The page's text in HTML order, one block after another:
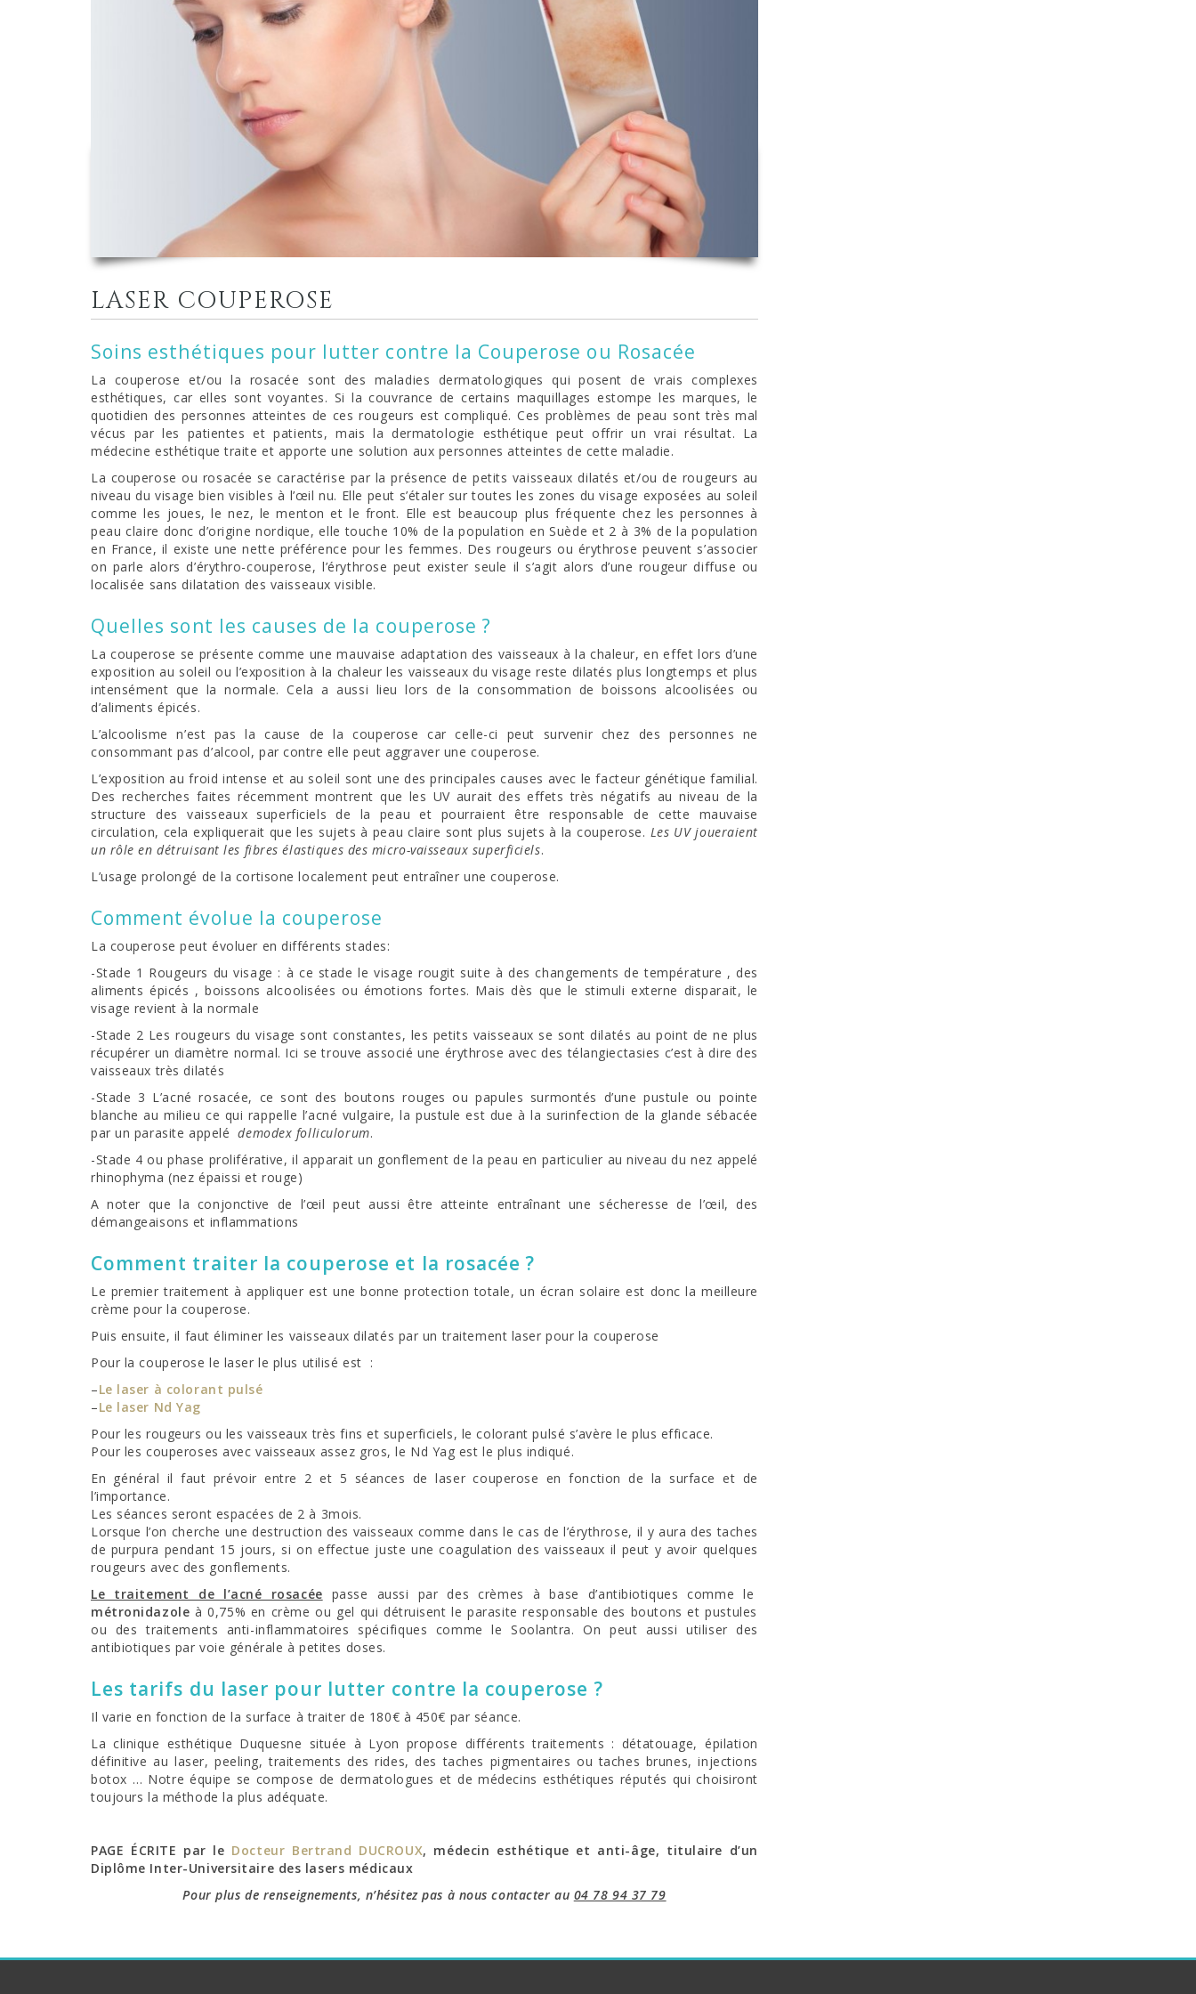
LASER COUPEROSE
Soins esthétiques pour lutter contre la Couperose ou Rosacée
La couperose et/ou la rosacée sont des maladies dermatologiques qui posent de vrais complexes
esthétiques, car elles sont voyantes. Si la couvrance de certains maquillages estompe les marques, le
quotidien des personnes atteintes de ces rougeurs est compliqué. Ces problèmes de peau sont très mal
vécus par les patientes et patients, mais la dermatologie esthétique peut offrir un vrai résultat. La
médecine esthétique traite et apporte une solution aux personnes atteintes de cette maladie.
La couperose ou rosacée se caractérise par la présence de petits vaisseaux dilatés et/ou de rougeurs au
niveau du visage bien visibles à l’œil nu. Elle peut s’étaler sur toutes les zones du visage exposées au soleil
comme les joues, le nez, le menton et le front. Elle est beaucoup plus fréquente chez les personnes à
peau claire donc d’origine nordique, elle touche 10% de la population en Suède et 2 à 3% de la population
en France, il existe une nette préférence pour les femmes. Des rougeurs ou érythrose peuvent s’associer
on parle alors d’érythro-couperose, l’érythrose peut exister seule il s’agit alors d’une rougeur diffuse ou
localisée sans dilatation des vaisseaux visible.
Quelles sont les causes de la couperose ?
La couperose se présente comme une mauvaise adaptation des vaisseaux à la chaleur, en effet lors d’une
exposition au soleil ou l’exposition à la chaleur les vaisseaux du visage reste dilatés plus longtemps et plus
intensément que la normale. Cela a aussi lieu lors de la consommation de boissons alcoolisées ou
d’aliments épicés.
L’alcoolisme n’est pas la cause de la couperose car celle-ci peut survenir chez des personnes ne
consommant pas d’alcool, par contre elle peut aggraver une couperose.
L’exposition au froid intense et au soleil sont une des principales causes avec le facteur génétique familial.
Des recherches faites récemment montrent que les UV aurait des effets très négatifs au niveau de la
structure des vaisseaux superficiels de la peau et pourraient être responsable de cette mauvaise
circulation, cela expliquerait que les sujets à peau claire sont plus sujets à la couperose. Les UV joueraient
un rôle en détruisant les fibres élastiques des micro-vaisseaux superficiels.
L’usage prolongé de la cortisone localement peut entraîner une couperose.
Comment évolue la couperose
La couperose peut évoluer en différents stades:
-Stade 1 Rougeurs du visage : à ce stade le visage rougit suite à des changements de température , des
aliments épicés , boissons alcoolisées ou émotions fortes. Mais dès que le stimuli externe disparait, le
visage revient à la normale
-Stade 2 Les rougeurs du visage sont constantes, les petits vaisseaux se sont dilatés au point de ne plus
récupérer un diamètre normal. Ici se trouve associé une érythrose avec des télangiectasies c’est à dire des
vaisseaux très dilatés
-Stade 3 L’acné rosacée, ce sont des boutons rouges ou papules surmontés d’une pustule ou pointe
blanche au milieu ce qui rappelle l’acné vulgaire, la pustule est due à la surinfection de la glande sébacée
par un parasite appelédemodex folliculorum.
-Stade 4 ou phase proliférative, il apparait un gonflement de la peau en particulier au niveau du nez appelé
rhinophyma (nez épaissi et rouge)
A noter que la conjonctive de l’œil peut aussi être atteinte entraînant une sécheresse de l’œil, des
démangeaisons et inflammations
Comment traiter la couperose et la rosacée ?
Le premier traitement à appliquer est une bonne protection totale, un écran solaire est donc la meilleure
crème pour la couperose.
Puis ensuite, il faut éliminer les vaisseaux dilatés par un traitement laser pour la couperose
Pour la couperose le laser le plus utilisé est :
–Le laser à colorant pulsé
–Le laser Nd Yag
Pour les rougeurs ou les vaisseaux très fins et superficiels, le colorant pulsé s’avère le plus efficace.
Pour les couperoses avec vaisseaux assez gros, le Nd Yag est le plus indiqué.
En général il faut prévoir entre 2 et 5 séances de laser couperose en fonction de la surface et de
l’importance.
Les séances seront espacées de 2 à 3mois.
Lorsque l’on cherche une destruction des vaisseaux comme dans le cas de l’érythrose, il y aura des taches
de purpura pendant 15 jours, si on effectue juste une coagulation des vaisseaux il peut y avoir quelques
rougeurs avec des gonflements.
Le traitement de l’acné rosacée passe aussi par des crèmes à base d’antibiotiques comme le
métronidazole à 0,75% en crème ou gel qui détruisent le parasite responsable des boutons et pustules
ou des traitements anti-inflammatoires spécifiques comme le Soolantra. On peut aussi utiliser des
antibiotiques par voie générale à petites doses.
Les tarifs du laser pour lutter contre la couperose ?
Il varie en fonction de la surface à traiter de 180€ à 450€ par séance.
La clinique esthétique Duquesne située à Lyon propose différents traitements : détatouage, épilation
définitive au laser, peeling, traitements des rides, des taches pigmentaires ou taches brunes, injections
botox … Notre équipe se compose de dermatologues et de médecins esthétiques réputés qui choisiront
toujours la méthode la plus adéquate.
PAGE ÉCRITE par le Docteur Bertrand DUCROUX, médecin esthétique et anti-âge, titulaire d’un
Diplôme Inter-Universitaire des lasers médicaux
Pour plus de renseignements, n’hésitez pas à nous contacter au 04 78 94 37 79